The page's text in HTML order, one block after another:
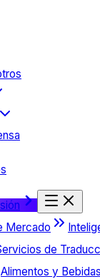
Mercado
de
Alimentos y Bebidas